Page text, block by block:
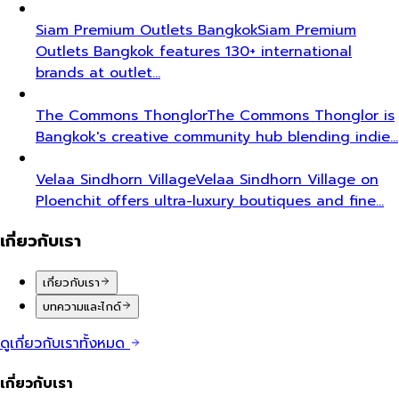
Siam Premium Outlets BangkokSiam Premium
Outlets Bangkok features 130+ international
brands at outlet…
The Commons ThonglorThe Commons Thonglor is
Bangkok's creative community hub blending indie…
Velaa Sindhorn VillageVelaa Sindhorn Village on
Ploenchit offers ultra-luxury boutiques and fine…
เกี่ยวกับเรา
เกี่ยวกับเรา
บทความและไกด์
ดูเกี่ยวกับเราทั้งหมด
เกี่ยวกับเรา